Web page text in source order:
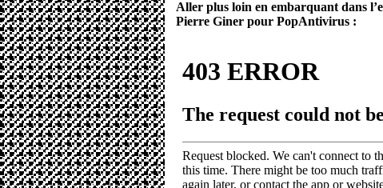
Aller plus loin en embarquant dans
Pierre Giner pour PopAntivirus :